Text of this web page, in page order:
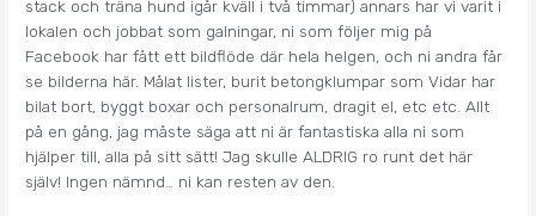
stack och träna hund igår kväll i två timmar) annars har vi varit i
lokalen och jobbat som galningar, ni som följer mig på
Facebook har fått ett bildflöde där hela helgen, och ni andra får
se bilderna här. Målat lister, burit betongklumpar som Vidar har
bilat bort, byggt boxar och personalrum, dragit el, etc etc. Allt
på en gång, jag måste säga att ni är fantastiska alla ni som
hjälper till, alla på sitt sätt! Jag skulle ALDRIG ro runt det här
själv! Ingen nämnd… ni kan resten av den.